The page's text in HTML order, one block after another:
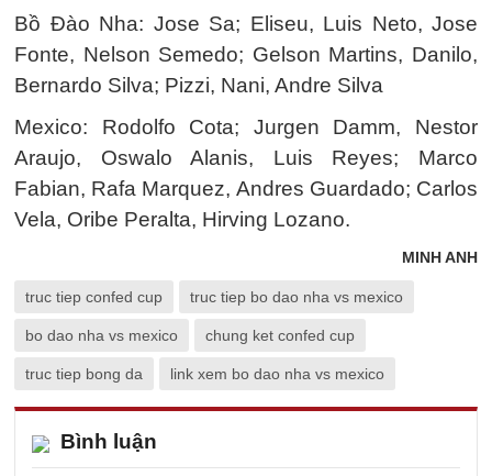
Bồ Đào Nha: Jose Sa; Eliseu, Luis Neto, Jose
Fonte, Nelson Semedo; Gelson Martins, Danilo,
Bernardo Silva; Pizzi, Nani, Andre Silva
Mexico: Rodolfo Cota; Jurgen Damm, Nestor
Araujo, Oswalo Alanis, Luis Reyes; Marco
Fabian, Rafa Marquez, Andres Guardado; Carlos
Vela, Oribe Peralta, Hirving Lozano.
MINH ANH
truc tiep confed cup truc tiep bo dao nha vs mexico
bo dao nha vs mexico chung ket confed cup
truc tiep bong da link xem bo dao nha vs mexico
Bình luận